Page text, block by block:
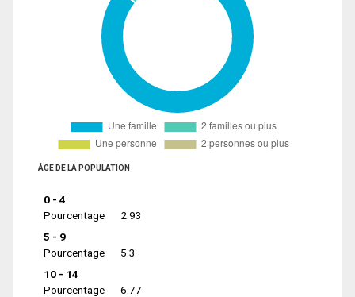
ÂGE DE LA POPULATION
0 - 4
Pourcentage
2.93
5 - 9
Pourcentage
5.3
10 - 14
Pourcentage
6.77